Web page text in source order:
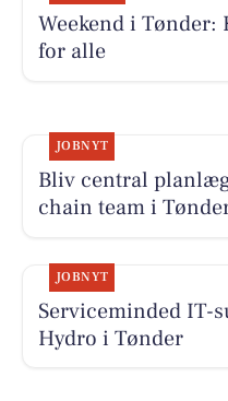
Weekend i
for alle
JOBNYT
Bliv central
chain team i
JOBNYT
Serviceminded IT-
Hydro i Tønder